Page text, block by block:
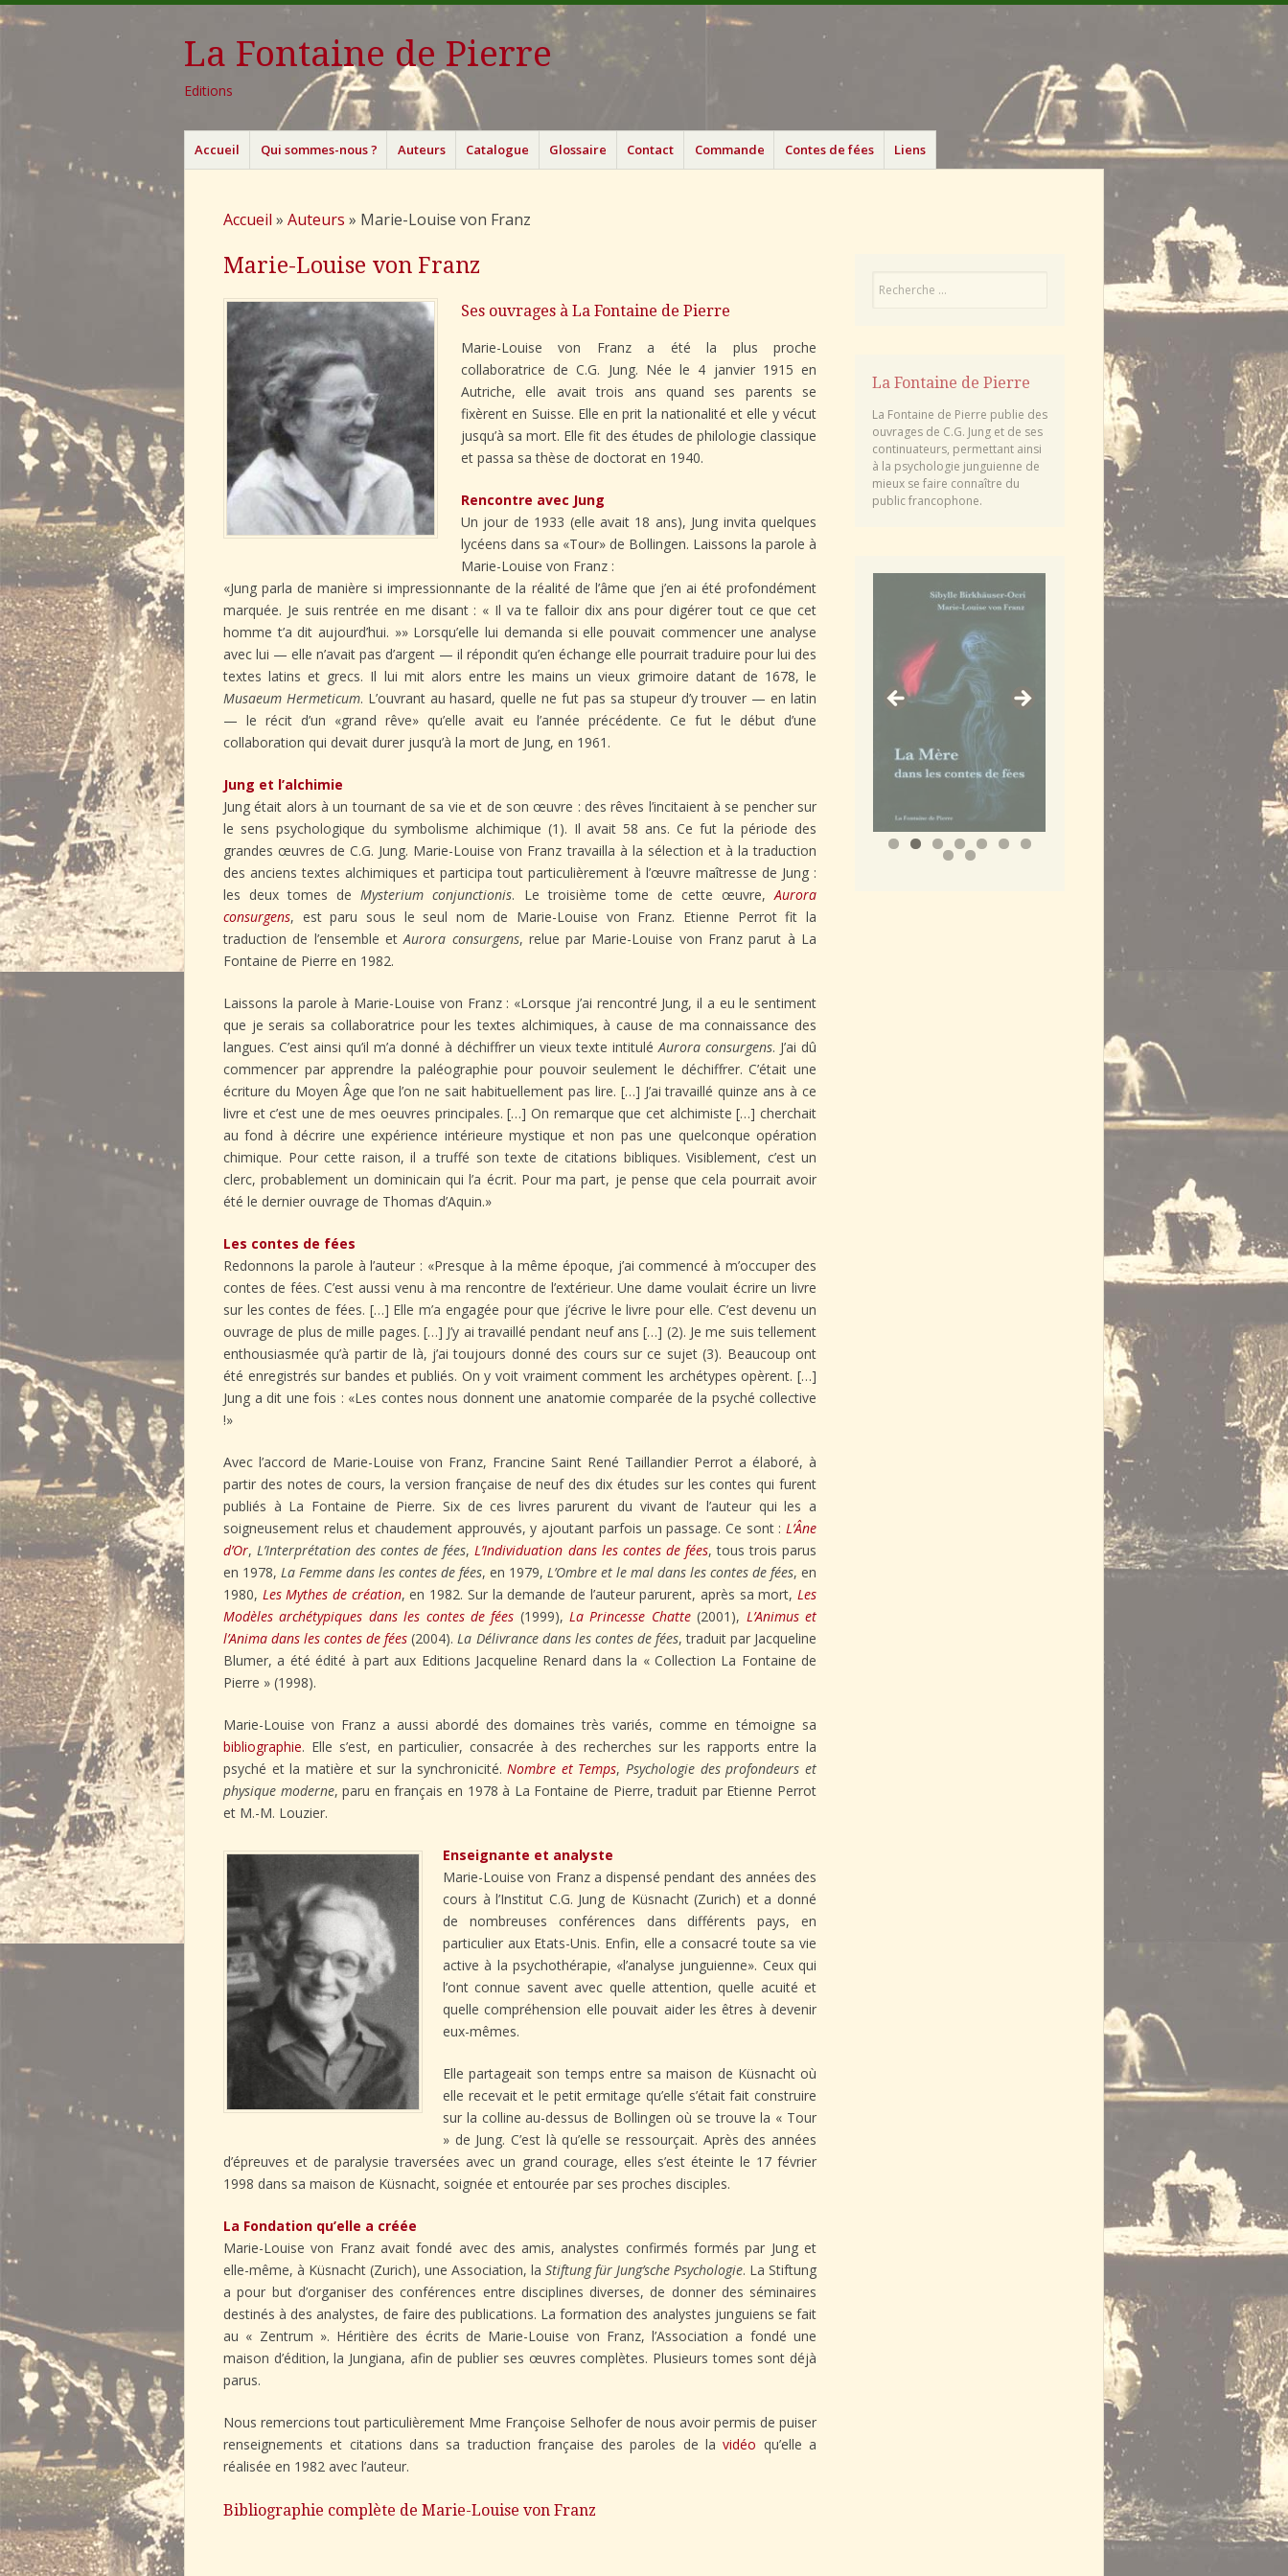
La Fontaine de Pierre
Editions
Menu
Aller
au
Accueil Qui sommes-nous ? Auteurs Catalogue Glossaire Contact Commande Contes de fées Liens
Accueil » Auteurs » Marie-Louise von Franz
Marie-Louise von Franz
Ses ouvrages à La Fontaine de Pierre
Marie-Louise von Franz a été la plus proche
collaboratrice de C.G. Jung. Née le 4 janvier 1915 en
Autriche, elle avait trois ans quand ses parents se
fixèrent en Suisse. Elle en prit la nationalité et elle y vécut
jusqu’à sa mort. Elle fit des études de philologie classique
et passa sa thèse de doctorat en 1940.
Rencontre avec Jung
Un jour de 1933 (elle avait 18 ans), Jung invita quelques
lycéens dans sa «Tour» de Bollingen. Laissons la parole à
Marie-Louise von Franz :
«Jung parla de manière si impressionnante de la réalité de l’âme que j’en ai été profondément
marquée. Je suis rentrée en me disant : « Il va te falloir dix ans pour digérer tout ce que cet
homme t’a dit aujourd’hui. »» Lorsqu’elle lui demanda si elle pouvait commencer une analyse
avec lui — elle n’avait pas d’argent — il répondit qu’en échange elle pourrait traduire pour lui des
textes latins et grecs. Il lui mit alors entre les mains un vieux grimoire datant de 1678, le
Musaeum Hermeticum. L’ouvrant au hasard, quelle ne fut pas sa stupeur d’y trouver — en latin
— le récit d’un «grand rêve» qu’elle avait eu l’année précédente. Ce fut le début d’une
collaboration qui devait durer jusqu’à la mort de Jung, en 1961.
Jung et l’alchimie
Jung était alors à un tournant de sa vie et de son œuvre : des rêves l’incitaient à se pencher sur
le sens psychologique du symbolisme alchimique (1). Il avait 58 ans. Ce fut la période des
grandes œuvres de C.G. Jung. Marie-Louise von Franz travailla à la sélection et à la traduction
des anciens textes alchimiques et participa tout particulièrement à l’œuvre maîtresse de Jung :
les deux tomes deMysterium conjunctionis. Le troisième tome de cette œuvre,Aurora
consurgens, est paru sous le seul nom de Marie-Louise von Franz. Etienne Perrot fit la
traduction de l’ensemble etAurora consurgens, relue par Marie-Louise von Franz parut à La
Fontaine de Pierre en 1982.
Laissons la parole à Marie-Louise von Franz : «Lorsque j’ai rencontré Jung, il a eu le sentiment
que je serais sa collaboratrice pour les textes alchimiques, à cause de ma connaissance des
langues. C’est ainsi qu’il m’a donné à déchiffrer un vieux texte intituléAurora consurgens. J’ai dû
commencer par apprendre la paléographie pour pouvoir seulement le déchiffrer. C’était une
écriture du Moyen Âge que l’on ne sait habituellement pas lire. […] J’ai travaillé quinze ans à ce
livre et c’est une de mes oeuvres principales. […] On remarque que cet alchimiste […] cherchait
au fond à décrire une expérience intérieure mystique et non pas une quelconque opération
chimique. Pour cette raison, il a truffé son texte de citations bibliques. Visiblement, c’est un
clerc, probablement un dominicain qui l’a écrit. Pour ma part, je pense que cela pourrait avoir
été le dernier ouvrage de Thomas d’Aquin.»
Les contes de fées
Redonnons la parole à l’auteur : «Presque à la même époque, j’ai commencé à m’occuper des
contes de fées. C’est aussi venu à ma rencontre de l’extérieur. Une dame voulait écrire un livre
sur les contes de fées. […] Elle m’a engagée pour que j’écrive le livre pour elle. C’est devenu un
ouvrage de plus de mille pages. […] J’y ai travaillé pendant neuf ans […] (2). Je me suis tellement
enthousiasmée qu’à partir de là, j’ai toujours donné des cours sur ce sujet (3). Beaucoup ont
été enregistrés sur bandes et publiés. On y voit vraiment comment les archétypes opèrent. […]
Jung a dit une fois : «Les contes nous donnent une anatomie comparée de la psyché collective
!»
Avec l’accord de Marie-Louise von Franz, Francine Saint René Taillandier Perrot a élaboré, à
partir des notes de cours, la version française de neuf des dix études sur les contes qui furent
publiés à La Fontaine de Pierre. Six de ces livres parurent du vivant de l’auteur qui les a
soigneusement relus et chaudement approuvés, y ajoutant parfois un passage. Ce sont : L’Âne
d’Or,L’Interprétation des contes de fées,L’Individuation dans les contes de fées, tous trois parus
en 1978, La Femme dans les contes de fées, en 1979, L’Ombre et le mal dans les contes de fées, en
1980, Les Mythes de création, en 1982. Sur la demande de l’auteur parurent, après sa mort, Les
Modèles archétypiques dans les contes de fées (1999),La Princesse Chatte(2001), L’Animus et
l’Anima dans les contes de fées(2004). La Délivrance dans les contes de fées, traduit par Jacqueline
Blumer, a été édité à part aux Editions Jacqueline Renard dans la « Collection La Fontaine de
Pierre » (1998).
Marie-Louise von Franz a aussi abordé des domaines très variés, comme en témoigne sa
bibliographie. Elle s’est, en particulier, consacrée à des recherches sur les rapports entre la
psyché et la matière et sur la synchronicité.Nombre et Temps,Psychologie des profondeurs et
physique moderne, paru en français en 1978 à La Fontaine de Pierre, traduit par Etienne Perrot
et M.-M. Louzier.
Enseignante et analyste
Marie-Louise von Franz a dispensé pendant des années des
cours à l’Institut C.G. Jung de Küsnacht (Zurich) et a donné
de nombreuses conférences dans différents pays, en
particulier aux Etats-Unis. Enfin, elle a consacré toute sa vie
active à la psychothérapie, «l’analyse junguienne». Ceux qui
l’ont connue savent avec quelle attention, quelle acuité et
quelle compréhension elle pouvait aider les êtres à devenir
eux-mêmes.
Elle partageait son temps entre sa maison de Küsnacht où
elle recevait et le petit ermitage qu’elle s’était fait construire
sur la colline au-dessus de Bollingen où se trouve la « Tour
» de Jung. C’est là qu’elle se ressourçait. Après des années
d’épreuves et de paralysie traversées avec un grand courage, elles s’est éteinte le 17 février
1998 dans sa maison de Küsnacht, soignée et entourée par ses proches disciples.
La Fondation qu’elle a créée
Marie-Louise von Franz avait fondé avec des amis, analystes confirmés formés par Jung et
elle-même, à Küsnacht (Zurich), une Association, la Stiftung für Jung’sche Psychologie. La Stiftung
a pour but d’organiser des conférences entre disciplines diverses, de donner des séminaires
destinés à des analystes, de faire des publications. La formation des analystes junguiens se fait
au « Zentrum ». Héritière des écrits de Marie-Louise von Franz, l’Association a fondé une
maison d’édition, la Jungiana, afin de publier ses œuvres complètes. Plusieurs tomes sont déjà
parus.
Nous remercions tout particulièrement Mme Françoise Selhofer de nous avoir permis de puiser
renseignements et citations dans sa traduction française des paroles de lavidéo qu’elle a
réalisée en 1982 avec l’auteur.
Bibliographie complète de Marie-Louise von Franz
La Fontaine de Pierre
La Fontaine de Pierre publie des
ouvrages de C.G. Jung et de ses
continuateurs, permettant ainsi
à la psychologie junguienne de
mieux se faire connaître du
public francophone.